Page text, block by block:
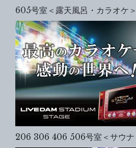
605号室＜露天風呂・カラオケ＞
206 306 406 506号室＜サウナ